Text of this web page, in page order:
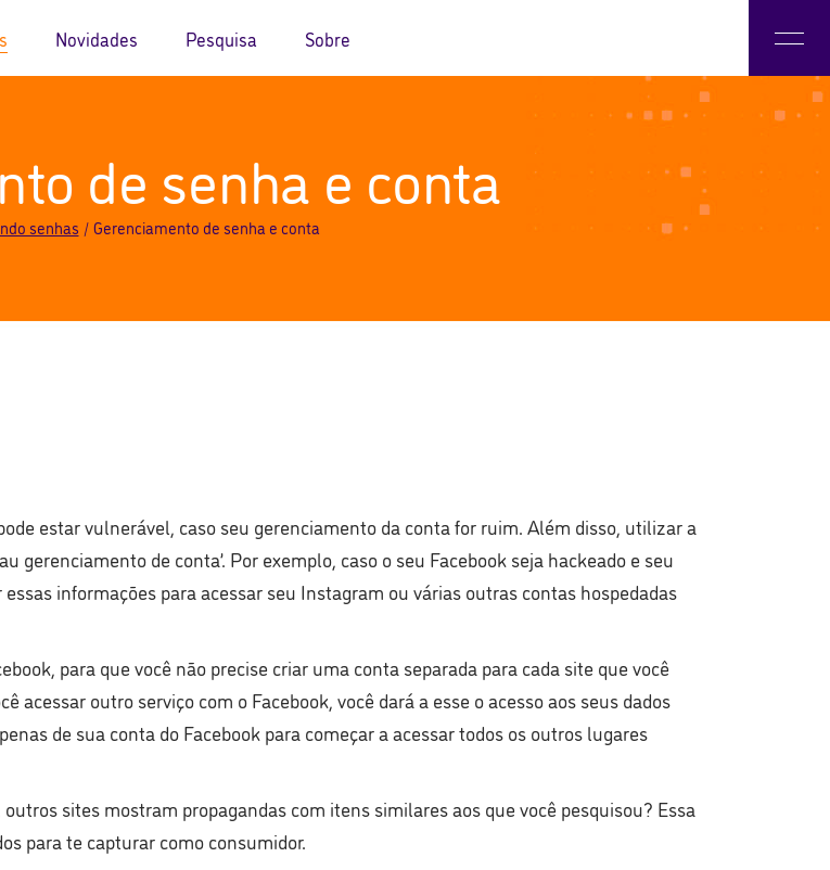
e habilidades
Novidades
Eventos
Pesquisa Sobre
Sobre o LAE
de senha e conta
senhas Gerenciamento de senha e conta
estar vulnerável, caso seu gerenciamento da conta for ruim. Além disso, utilizar a
gerenciamento de conta’. Por exemplo, caso o seu Facebook seja hackeado e seu
informações para acessar seu Instagram ou várias outras contas hospedadas
para que você não precise criar uma conta separada para cada site que você
acessar outro serviço com o Facebook, você dará a esse o acesso aos seus dados
de sua conta do Facebook para começar a acessar todos os outros lugares
sites mostram propagandas com itens similares aos que você pesquisou? Essa
para te capturar como consumidor.